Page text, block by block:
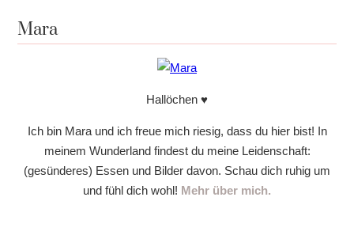
Mara
Hallöchen ♥
Ich bin Mara und ich freue mich riesig, dass du hier bist! In
meinem Wunderland findest du meine Leidenschaft:
(gesünderes) Essen und Bilder davon. Schau dich ruhig um
und fühl dich wohl! Mehr über mich.